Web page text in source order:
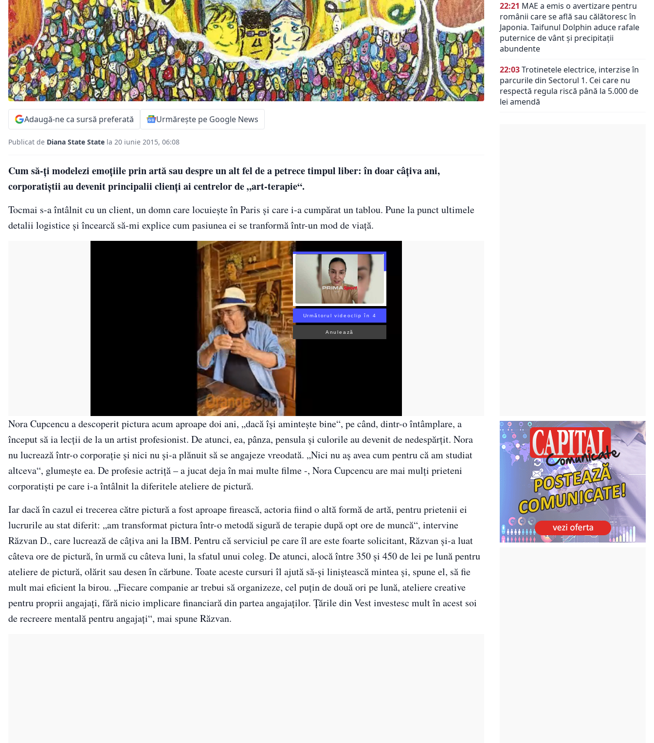
Adaugă-ne ca sursă preferată Urmărește pe Google News
Publicat de Diana State State la 20 iunie 2015, 06:08
Cum să-ți modelezi emoțiile prin artă sau despre un alt fel de a petrece timpul liber: în doar câțiva ani,
corporatiștii au devenit principalii clienți ai centrelor de „art-terapie“.
Tocmai s-a întâlnit cu un client, un domn care locuiește în Paris și care i-a cumpărat un tablou. Pune la punct ultimele
detalii logistice și încearcă să-mi explice cum pasiunea ei se tranformă într-un mod de viață.
Următorul videoclip în 2
Anulează
Nora Cupcencu a descoperit pictura acum aproape doi ani, „dacă își amintește bine“, pe când, dintr-o întâmplare, a
început să ia lecții de la un artist profesionist. De atunci, ea, pânza, pensula și culorile au devenit de nedespărțit. Nora
nu lucrează într-o corporație și nici nu și-a plănuit să se angajeze vreodată. „Nici nu aș avea cum pentru că am studiat
altceva“, glumește ea. De profesie actriță – a jucat deja în mai multe filme -, Nora Cupcencu are mai mulți prieteni
corporatiști pe care i-a întâlnit la diferitele ateliere de pictură.
Iar dacă în cazul ei trecerea către pictură a fost aproape firească, actoria fiind o altă formă de artă, pentru prietenii ei
lucrurile au stat diferit: „am transformat pictura într-o metodă sigură de terapie după opt ore de muncă“, intervine
Răzvan D., care lucrează de câțiva ani la IBM. Pentru că serviciul pe care îl are este foarte solicitant, Răzvan și-a luat
câteva ore de pictură, în urmă cu câteva luni, la sfatul unui coleg. De atunci, alocă între 350 și 450 de lei pe lună pentru
ateliere de pictură, olărit sau desen în cărbune. Toate aceste cursuri îl ajută să-și liniștească mintea și, spune el, să fie
mult mai eficient la birou. „Fiecare companie ar trebui să organizeze, cel puțin de două ori pe lună, ateliere creative
pentru proprii angajați, fără nicio implicare financiară din partea angajaților. Țările din Vest investesc mult în acest soi
de recreere mentală pentru angajați“, mai spune Răzvan.
22:21 MAE a emis o avertizare pentru
românii care se află sau călătoresc în
Japonia. Taifunul Dolphin aduce rafale
puternice de vânt și precipitații
abundente
22:03Trotinetele electrice, interzise în
parcurile din Sectorul 1. Cei care nu
respectă regula riscă până la 5.000 de
lei amendă